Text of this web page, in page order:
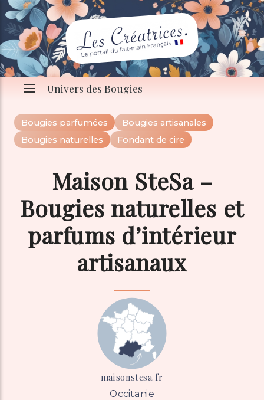
Univers des Bougies
Bougies parfumées
Bougies artisanales
Bougies naturelles
Fondant de cire
Maison SteSa –
Bougies naturelles et
parfums d’intérieur
artisanaux
maisonstesa.fr
Occitanie